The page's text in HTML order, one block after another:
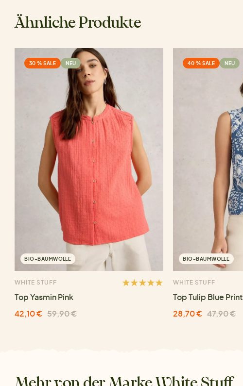
Ähnliche Produkte
30 % SALE NEU
BIO-BAUMWOLLE
WHITE STUFF
Top Yasmin Pink
42,10 € 59,90 €
40 % SALE NEU
BIO-BAUMWOLLE
WHITE STUFF
Top Tulip Blue Print
28,70 € 47,90 €